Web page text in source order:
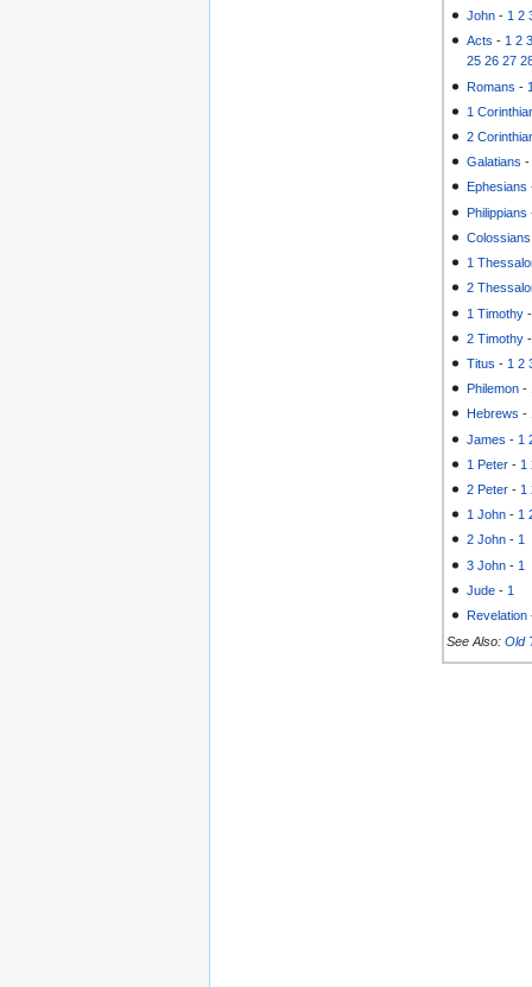
John - 1 2
Acts -1 2
25 26 27
Romans -
1
2
Galatians
Ephesians
Philippians
Colossians
1
2
1 Timothy
2 Timothy
Titus - 1 2
Philemon -
Hebrews -
James - 1
1 Peter - 1
2 Peter - 1
1 John - 1
2 John - 1
3 John - 1
Jude - 1
Revelation
See Also: Old